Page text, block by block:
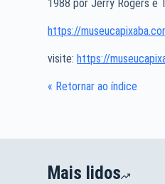
1988 por Jerry Rogers e
https://
visite:https://
« Retornar ao índice
Mais lidos